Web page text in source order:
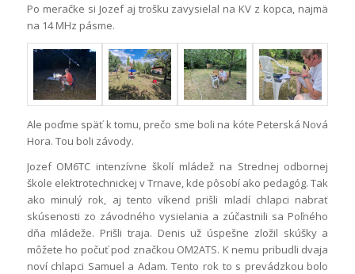
Po meračke si Jozef aj trošku zavysielal na KV z kopca, najmä
na 14 MHz pásme.
Ale poďme späť k tomu, prečo sme boli na kóte Peterská Nová
Hora. Tou boli závody.
Jozef OM6TC intenzívne školí mládež na Strednej odbornej
škole elektrotechnickej v Trnave, kde pôsobí ako pedagóg. Tak
ako minulý rok, aj tento víkend prišli mladí chlapci nabrať
skúsenosti zo závodného vysielania a zúčastnili sa Poľného
dňa mládeže. Prišli traja. Denis už úspešne zložil skúšky a
môžete ho počuť pod značkou OM2ATS. K nemu pribudli dvaja
noví chlapci Samuel a Adam. Tento rok to s prevádzkou bolo